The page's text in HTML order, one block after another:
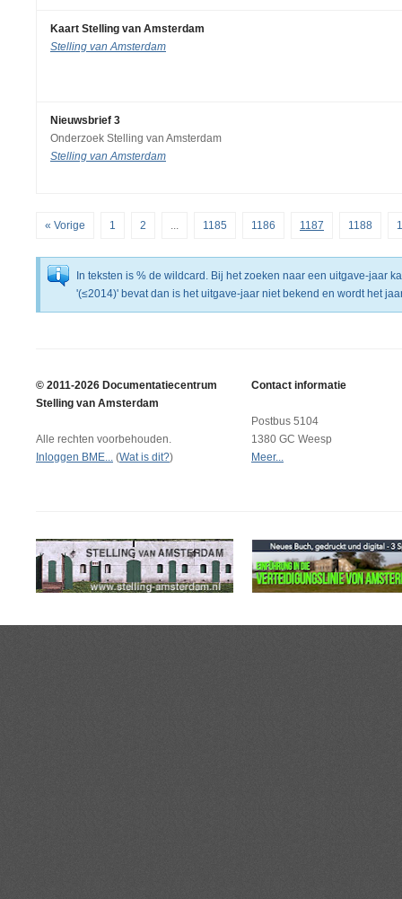
Kaart Stelling van Amsterdam
Stelling van Amsterdam
Nieuwsbrief 3
Onderzoek Stelling van Amsterdam
Stelling van Amsterdam
« Vorige 1 2 ... 1185 1186 1187 1188
In teksten is % de wildcard. Bij het zoeken naar een uitgave-jaar
'(≤2014)' bevat dan is het uitgave-jaar niet bekend en wordt het
© 2011-2026 Documentatiecentrum
Stelling van Amsterdam
Alle rechten voorbehouden.
Inloggen BME... (Wat is dit?)
Contact informatie
Postbus 5104
1380 GC Weesp
Meer...